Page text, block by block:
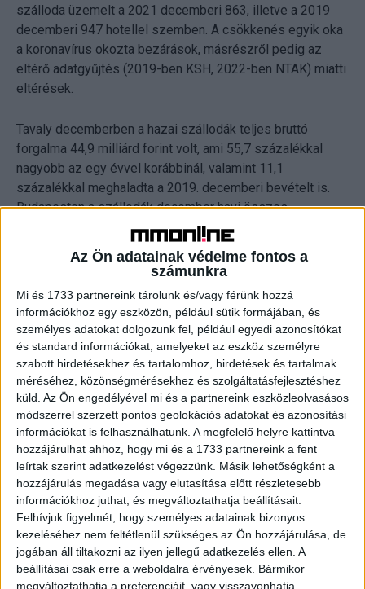
Az Ön adatainak védelme fontos a
számunkra
Mi és 1733 partnereink tárolunk és/vagy férünk hozzá
információkhoz egy eszközön, például sütik formájában, és
személyes adatokat dolgozunk fel, például egyedi azonosítókat
és standard információkat, amelyeket az eszköz személyre
szabott hirdetésekhez és tartalomhoz, hirdetések és tartalmak
méréséhez, közönségmérésekhez és szolgáltatásfejlesztéshez
küld. Az Ön engedélyével mi és a partnereink eszközleolvasásos
módszerrel szerzett pontos geolokációs adatokat és azonosítási
információkat is felhasználhatunk. A megfelelő helyre kattintva
hozzájárulhat ahhoz, hogy mi és a 1733 partnereink a fent
leírtak szerint adatkezelést végezzünk. Másik lehetőségként a
hozzájárulás megadása vagy elutasítása előtt részletesebb
információkhoz juthat, és megváltoztathatja beállításait.
Felhívjuk figyelmét, hogy személyes adatainak bizonyos
kezeléséhez nem feltétlenül szükséges az Ön hozzájárulása, de
jogában áll tiltakozni az ilyen jellegű adatkezelés ellen. A
beállításai csak erre a weboldalra érvényesek. Bármikor
megváltoztathatja a preferenciáit, vagy visszavonhatja
szálloda üzemelt a 2021 decemberi 863, illetve a 2019
decemberi 947 hotellel szemben. A csökkenés egyik oka
a koronavírus okozta bezárások, másrészről pedig az
eltérő adatgyűjtés (2019-ben KSH, 2022-ben NTAK) miatti
eltérések.
Tavaly decemberben a hazai szállodák teljes bruttó
forgalma 44,9 milliárd forint volt, ami 55,7 százalékkal
nagyobb az egy évvel korábbinál, valamint 11,1
százalékkal meghaladta a 2019. decemberi bevételt is.
Budapesten a szállodák december havi összes
árbevétele 21,2 milliárd forint volt, ez 67,6 százalékkal
meghaladja a 2021. decemberit és 1,7 százalékkal a 2019.
évit is. A Balatoni régió szállodáinak 12. havi árbevétele
előző évit, illetve 37,5 százalékkal a 2019. decemberit. A
fővároson kívüli szállodák összes árbevétele
decemberben 23,7 milliárd forint volt, 46,4 százalékkal
több az előző évinél, illetve 21,1 százalékkal a 2019
azonos hónapjában elértnél.
Az NTAK adatai szerint decemberben országos szinten a
szállodák szobafoglaltsága 48,5 százalékos volt, a bruttó
átlag szobaár 32 640 forint volt. A szobafoglaltság 11,7
százalékponttal nagyobb volt a 2021. decemberinél, de
5,4 százalékponttal elmaradt a 2019 decemberitől. A
bruttó átlag szobaár 19,6 százalékkal felülmúlta az előző
évit, valamint 33,8 százalékkal a 2019. decemberit.
Az elemzés szerint tavaly egész évben a szállodákban